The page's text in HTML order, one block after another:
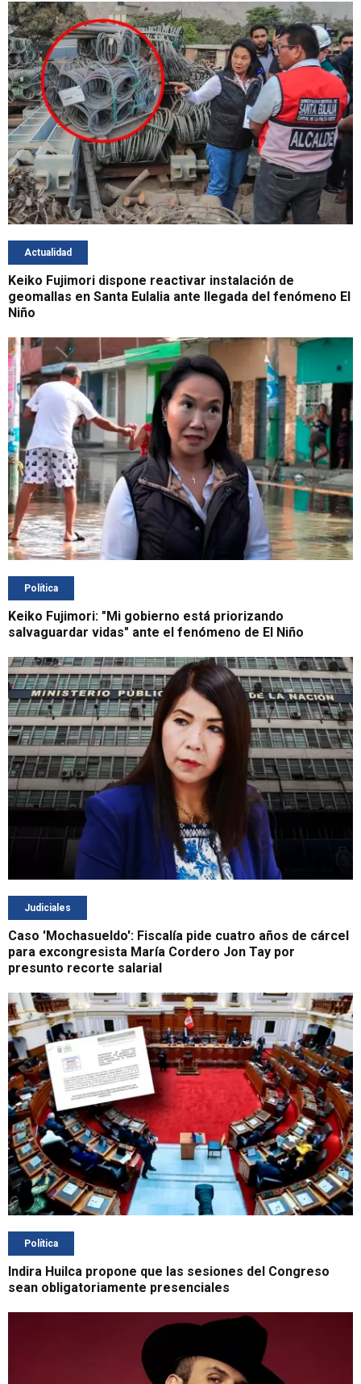
Actualidad
Keiko Fujimori dispone reactivar instalación de
geomallas en Santa Eulalia ante llegada del fenómeno El
Niño
Política
Keiko Fujimori: "Mi gobierno está priorizando
salvaguardar vidas" ante el fenómeno de El Niño
Judiciales
Caso 'Mochasueldo': Fiscalía pide cuatro años de cárcel
para excongresista María Cordero Jon Tay por
presunto recorte salarial
Política
Indira Huilca propone que las sesiones del Congreso
sean obligatoriamente presenciales